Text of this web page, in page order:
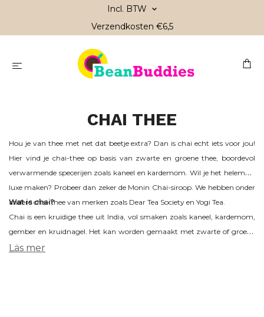
Incl. BTW
Verzendkosten €6,5
CHAI THEE
Hou je van thee met net dat beetje extra? Dan is chai echt iets voor jou!
Hier vind je chai-thee op basis van zwarte en groene thee, boordevol
verwarmende specerijen zoals kaneel en kardemom. Wil je het helemaal
luxe maken? Probeer dan zeker de Monin Chai-siroop. We hebben onder
andere chai-thee van merken zoals Dear Tea Society en Yogi Tea.
Wat is chai?
Chai is een kruidige thee uit India, vol smaken zoals kaneel, kardemom,
gember en kruidnagel. Het kan worden gemaakt met zwarte of groene
thee en wordt vaak gemengd met warme melk voor een chai latte. Voor
Läs mer